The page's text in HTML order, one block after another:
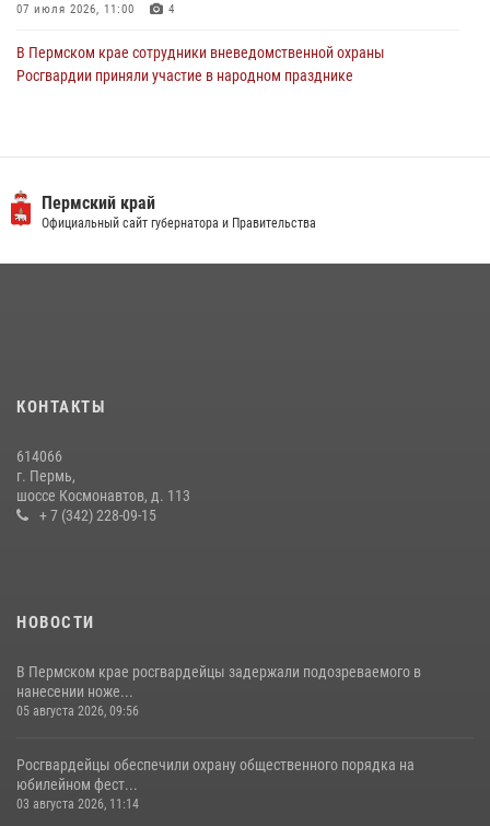
07 июля 2026, 11:00 4
В Пермском крае сотрудники вневедомственной охраны
Росгвардии приняли участие в народном празднике
прошло патриотическое мероприятие
03 августа 2026, 11:09
ветеринарно-санитарной службы с годовщиной образования
В Пермском крае росгвардейцы приняли участие в ярмарке
вакансий
Пермский край
Официальный сайт губернатора и Правительства
КОНТАКТЫ
614066
г. Пермь,
шоссе Космонавтов, д. 113
+ 7 (342) 228-09-15
НОВОСТИ
В Пермском крае росгвардейцы задержали подозреваемого в
нанесении ноже...
05 августа 2026, 09:56
Росгвардейцы обеспечили охрану общественного порядка на
юбилейном фест...
03 августа 2026, 11:14